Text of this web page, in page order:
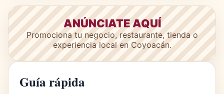
ANÚNCIATE AQUÍ
Promociona tu negocio, restaurante, tienda o
experiencia local en Coyoacán.
Guía rápida